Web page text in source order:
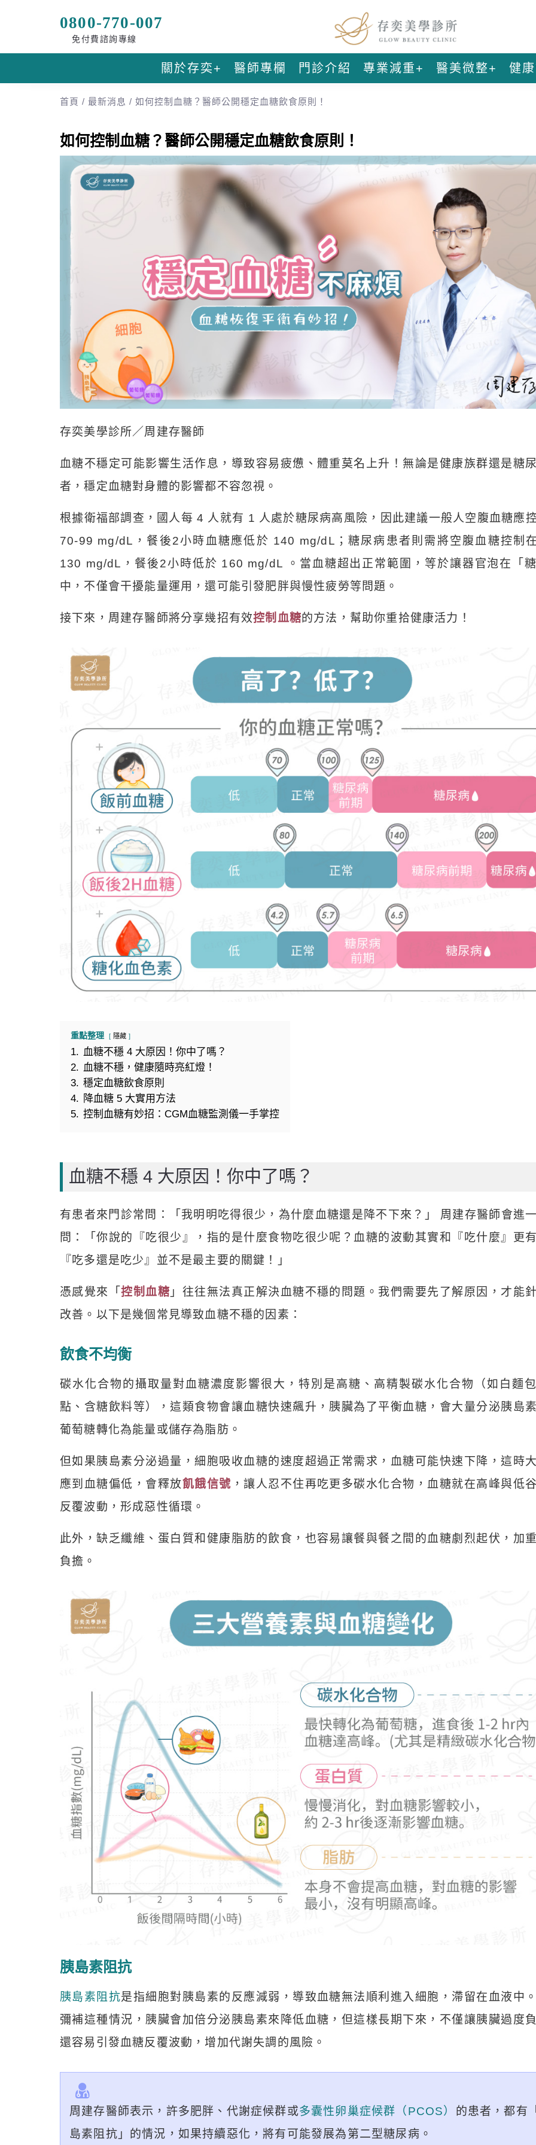
0800-770-007
免付費諮詢專線
關於存奕+ 醫師專欄 門診介紹 專業減重+ 醫美微整+ 健
首頁 / 最新消息 / 如何控制血糖？醫師公開穩定血糖飲食原則！
如何控制血糖？醫師公開穩定血糖飲食原則！
存奕美學診所／周建存醫師
血糖不穩定可能影響生活作息，導致容易疲憊、體重莫名上升！無論是健康族群還是糖
者，穩定血糖對身體的影響都不容忽視。
根據衛福部調查，國人每 4 人就有 1 人處於糖尿病高風險，因此建議一般人空腹血糖應
70-99 mg/dL，餐後2小時血糖應低於 140 mg/dL；糖尿病患者則需將空腹血糖控制
130 mg/dL，餐後2小時低於 160 mg/dL 。當血糖超出正常範圍，等於讓器官泡在「糖
中，不僅會干擾能量運用，還可能引發肥胖與慢性疲勞等問題。
接下來，周建存醫師將分享幾招有效控制血糖的方法，幫助你重拾健康活力！
重點整理 隱藏
1. 血糖不穩 4 大原因！你中了嗎？
2. 血糖不穩，健康隨時亮紅燈！
3. 穩定血糖飲食原則
4. 降血糖 5 大實用方法
5. 控制血糖有妙招：CGM血糖監測儀一手掌控
血糖不穩 4 大原因！你中了嗎？
有患者來門診常問：「我明明吃得很少，為什麼血糖還是降不下來？」 周建存醫師會進
問：「你說的『吃很少』，指的是什麼食物吃很少呢？血糖的波動其實和『吃什麼』更有
『吃多還是吃少』並不是最主要的關鍵！」
憑感覺來「控制血糖 」往往無法真正解決血糖不穩的問題。我們需要先了解原因，才能
改善。以下是幾個常見導致血糖不穩的因素：
飲食不均衡
碳水化合物的攝取量對血糖濃度影響很大，特別是高糖、高精製碳水化合物（如白麵
點、含糖飲料等），這類食物會讓血糖快速飆升，胰臟為了平衡血糖，會大量分泌胰島
葡萄糖轉化為能量或儲存為脂肪。
但如果胰島素分泌過量，細胞吸收血糖的速度超過正常需求，血糖可能快速下降，這時
應到血糖偏低，會釋放飢餓信號 ，讓人忍不住再吃更多碳水化合物，血糖就在高峰與低
反覆波動，形成惡性循環。
此外，缺乏纖維、蛋白質和健康脂肪的飲食，也容易讓餐與餐之間的血糖劇烈起伏，加
負擔。
胰島素阻抗
胰島素阻抗是指細胞對胰島素的反應減弱，導致血糖無法順利進入細胞，滯留在血液中
彌補這種情況，胰臟會加倍分泌胰島素來降低血糖，但這樣長期下來，不僅讓胰臟過度負
還容易引發血糖反覆波動，增加代謝失調的風險。
周建存醫師表示，許多肥胖、代謝症候群或多囊性卵巢症候群（PCOS） 的患者，都有
島素阻抗」的情況，如果持續惡化，將有可能發展為第二型糖尿病。